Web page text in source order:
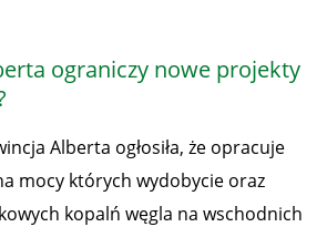
ograniczy nowe projekty
Alberta ogłosiła, że opracuje
mocy których wydobycie oraz
kopalń węgla na wschodnich